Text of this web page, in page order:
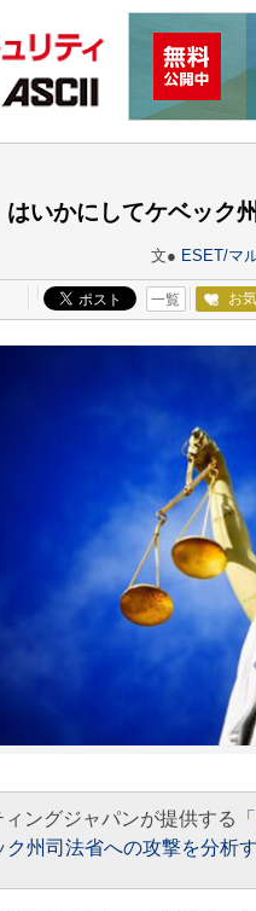
いかにしてケベック
文● ESET/マ
一覧 お
ングジャパンが提供する「
ク州司法省への攻撃を分析